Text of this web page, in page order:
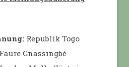
Republik Togo
Gnassingbé